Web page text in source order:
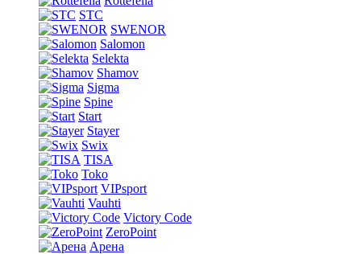
STC
SWENOR
Salomon
Selekta
Shamov
Sigma
Spine
Start
Stayer
Swix
TISA
Toko
VIPsport
Vauhti
Victory Code
ZeroPoint
Арена